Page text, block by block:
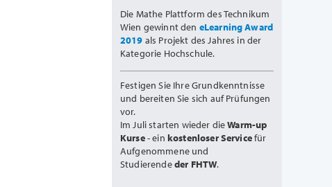
Die Mathe Plattform des Technikum
Wien gewinnt den eLearning Award
2019 als Projekt des Jahres in der
Kategorie Hochschule.
Festigen Sie Ihre Grundkenntnisse
und bereiten Sie sich auf Prüfungen
vor.
Im Juli starten wieder dieWarm-up
Kurse- ein kostenloser Servicefür
Aufgenommene und
Studierendeder FHTW.